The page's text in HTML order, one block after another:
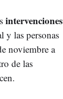
intervenciones
y las personas
noviembre a
de las